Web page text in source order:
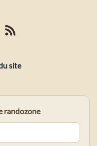
site
randozone